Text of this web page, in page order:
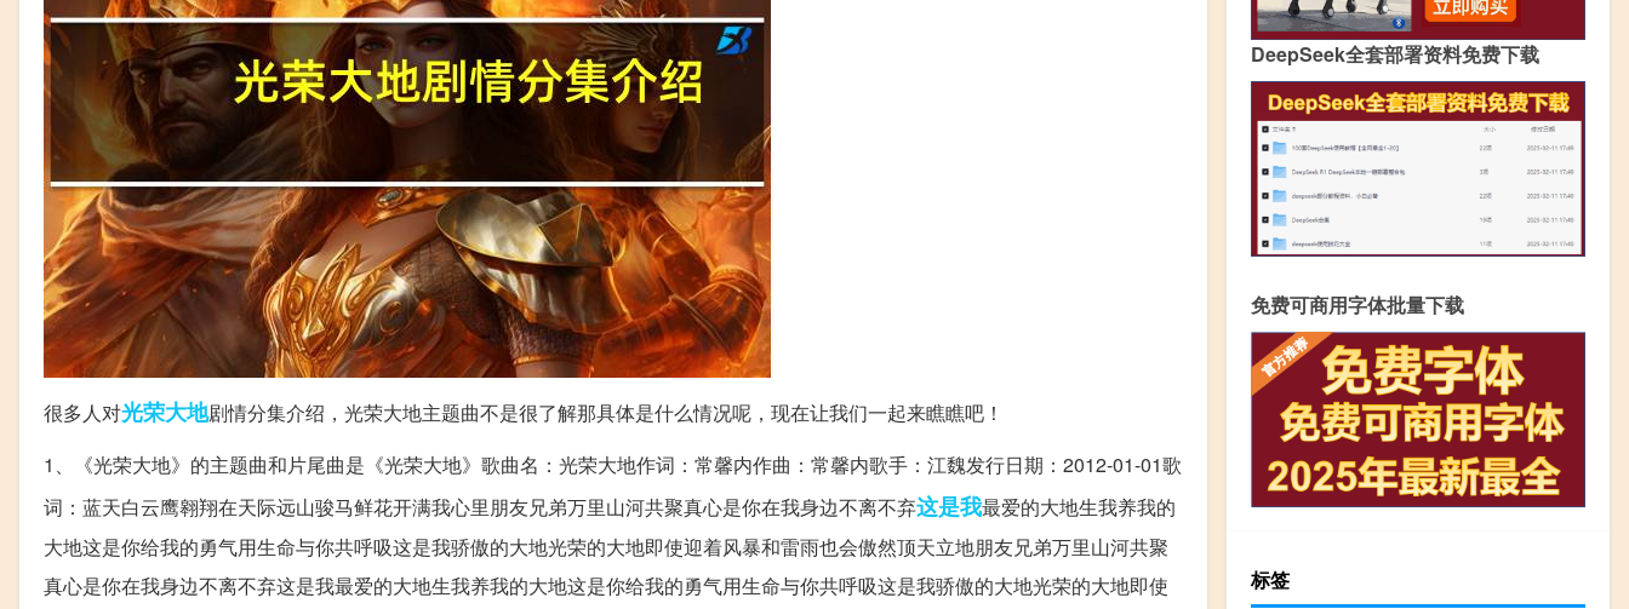
很多人对光荣大地剧情分集介绍，光荣大地主题曲不是很了解那具体是什么情况呢，现在让我们一起来瞧瞧吧！
1、《光荣大地》的主题曲和片尾曲是《光荣大地》歌曲名：光荣大地作词：常馨内作曲：常馨内歌手：江魏发行日期：2012-01-01歌
词：蓝天白云鹰翱翔在天际远山骏马鲜花开满我心里朋友兄弟万里山河共聚真心是你在我身边不离不弃这是我最爱的大地生我养我的
大地这是你给我的勇气用生命与你共呼吸这是我骄傲的大地光荣的大地即使迎着风暴和雷雨也会傲然顶天立地朋友兄弟万里山河共聚
真心是你在我身边不离不弃这是我最爱的大地生我养我的大地这是你给我的勇气用生命与你共呼吸这是我骄傲的大地光荣的大地即使
DeepSeek全套部署资料免费下载
免费可商用字体批量下载
标签